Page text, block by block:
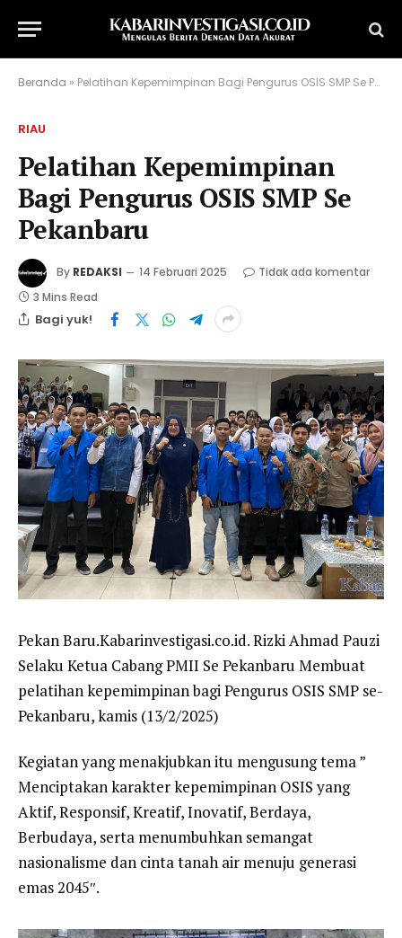
Beranda » Pelatihan Kepemimpinan Bagi Pengurus OSIS SMP Se Pekanbaru
RIAU
Pelatihan Kepemimpinan
Bagi Pengurus OSIS SMP Se
Pekanbaru
By REDAKSI 14 Februari 2025
Tidak ada komentar
3 Mins Read
Bagi yuk!
Pekan Baru.Kabarinvestigasi.co.id. Rizki Ahmad Pauzi
Selaku Ketua Cabang PMII Se Pekanbaru Membuat
pelatihan kepemimpinan bagi Pengurus OSIS SMP se-
Pekanbaru, kamis (13/2/2025)
Kegiatan yang menakjubkan itu mengusung tema ”
Menciptakan karakter kepemimpinan OSIS yang
Aktif, Responsif, Kreatif, Inovatif, Berdaya,
Berbudaya, serta menumbuhkan semangat
nasionalisme dan cinta tanah air menuju generasi
emas 2045″.